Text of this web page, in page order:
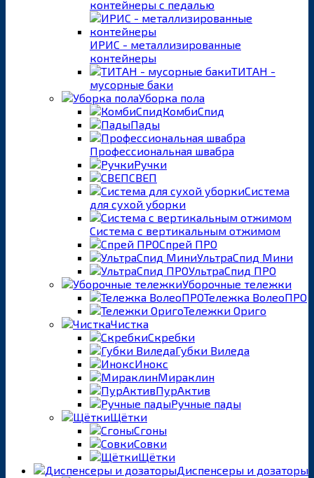
контейнеры с педалью
ИРИС - металлизированные
контейнеры
ТИТАН -
мусорные баки
Уборка пола
КомбиСпид
Пады
Профессиональная швабра
Ручки
СВЕП
Система
для сухой уборки
Система с вертикальным отжимом
Спрей ПРО
УльтраСпид Мини
УльтраСпид ПРО
Уборочные тележки
Тележка ВолеоПРО
Тележки Ориго
Чистка
Скребки
Губки Виледа
Инокс
Мираклин
ПурАктив
Ручные пады
Щётки
Сгоны
Совки
Щётки
Диспенсеры и дозаторы